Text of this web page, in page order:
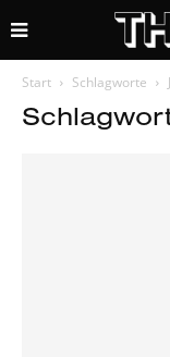
Start Schlagworte